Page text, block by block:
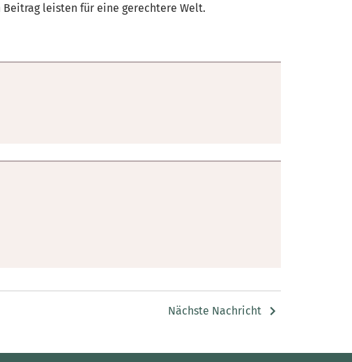
leisten für eine gerechtere Welt.
Nächste Nachricht